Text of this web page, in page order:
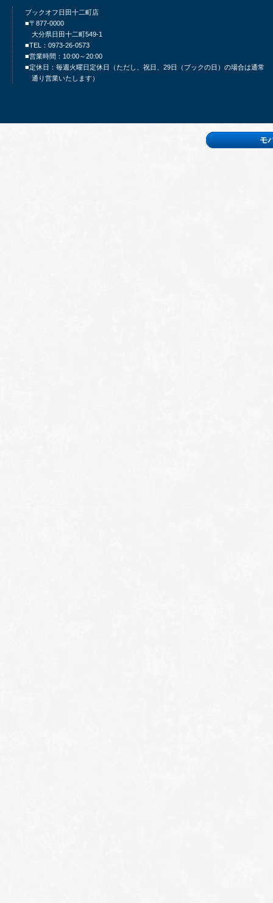
ブックオフ日田十二町店
■〒877-0000
大分県日田十二町549-1
■TEL：0973-26-0573
■営業時間：10:00～20:00
■定休日：毎週火曜日定休日（ただし、祝日、29日（ブックの日）の場合は通常
通り営業いたします）
モ